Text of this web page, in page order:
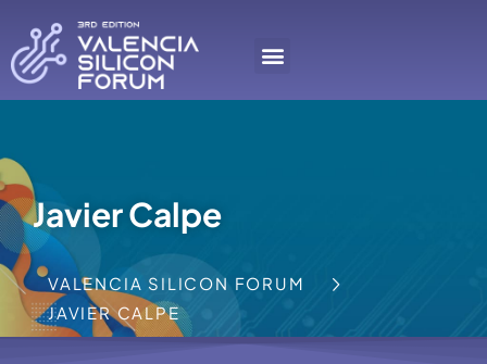
Javier Calpe
VALENCIA SILICON FORUM
JAVIER CALPE